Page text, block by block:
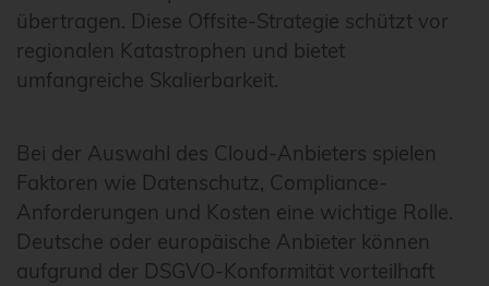
übertragen. Diese Offsite-Strategie schützt vor
regionalen Katastrophen und bietet
umfangreiche Skalierbarkeit.
Bei der Auswahl des Cloud-Anbieters spielen
Faktoren wie Datenschutz, Compliance-
Anforderungen und Kosten eine wichtige Rolle.
Deutsche oder europäische Anbieter können
aufgrund der DSGVO-Konformität vorteilhaft